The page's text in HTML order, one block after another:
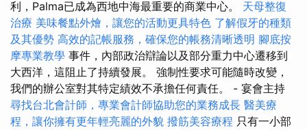
利，Palma已成為西地中海最重要的商業中心。 天母整復
治療 美味餐點外燴，讓您的活動更具特色 了解假牙的種類
及其優勢 高效的記帳服務，確保您的帳務清晰透明 腳底按
摩專業教學 事件，內部政治辯論以及部分重力中心遷移到
大西洋，這阻止了持續發展。 強制性要求可能隨時改變，
我們的辦公室對其特定績效不承擔任何責任。 - 宴會主持
尋找台北會計師，專業會計師協助您的業務成長 醫美療
程，讓你擁有更年輕亮麗的外貌 撥筋美容療程 只有一小部